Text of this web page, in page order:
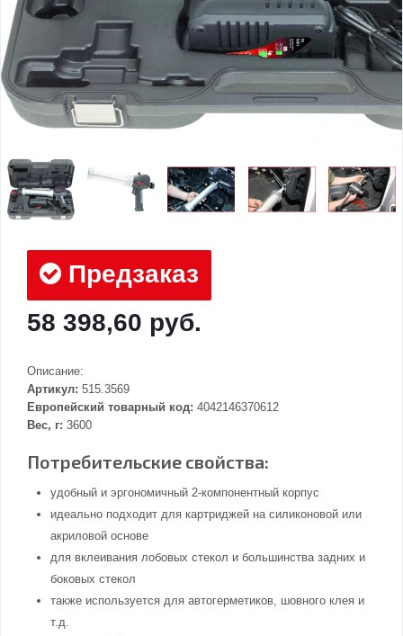
Предзаказ
58 398,60 руб.
Описание:
Артикул: 515.3569
Европейский товарный код: 4042146370612
Вес, г: 3600
Потребительские свойства:
удобный и эргономичный 2-компонентный корпус
идеально подходит для картриджей на силиконовой или
акриловой основе
для вклеивания лобовых стекол и большинства задних и
боковых стекол
также используется для автогерметиков, шовного клея и
т.д.